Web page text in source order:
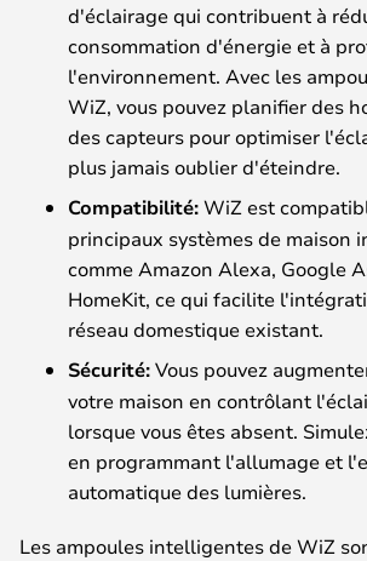
d'éclairage qui contribuent à
consommation d'énergie et à
l'environnement. Avec les
WiZ, vous pouvez planifier des
des capteurs pour optimiser
plus jamais oublier d'éteindre.
Compatibilité:WiZ est
principaux systèmes de maison
comme Amazon Alexa, Google
HomeKit, ce qui facilite
réseau domestique existant.
Sécurité:Vous pouvez
votre maison en contrôlant
lorsque vous êtes absent.
en programmant l'allumage et
automatique des lumières.
Les ampoules intelligentes de WiZ